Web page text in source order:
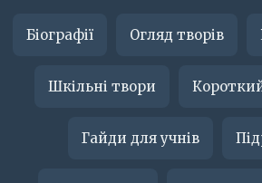
Біографії Огляд творів
Шкільні твори
Гайди для учнів